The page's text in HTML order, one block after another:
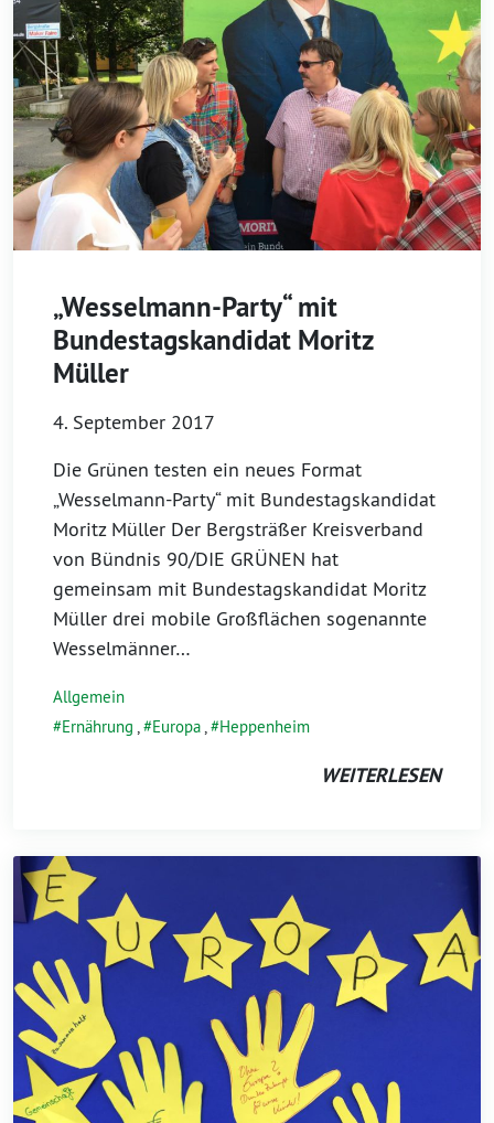
„Wesselmann-Party“ mit
Bundestagskandidat Moritz
Müller
4. September 2017
Die Grünen testen ein neues Format
„Wesselmann-Party“ mit Bundestagskandidat
Moritz Müller Der Bergsträßer Kreisverband
von Bündnis 90/DIE GRÜNEN hat
gemeinsam mit Bundestagskandidat Moritz
Müller drei mobile Großflächen sogenannte
Wesselmänner…
Allgemein
Ernährung , Europa, Heppenheim
WEITERLESEN